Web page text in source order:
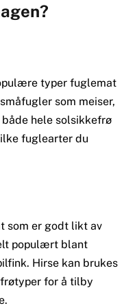
typer fuglemat
som meiser,
både hele solsikkefrø
fuglearter du
som er godt likt av
populært blant
Hirse kan brukes
for å tilby